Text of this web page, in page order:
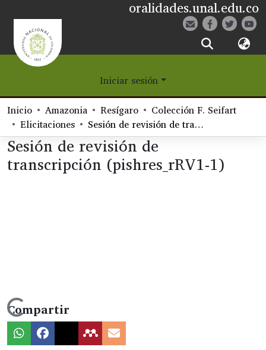
oralidades.unal.edu.co
¿Qué es Eetane?
Comunidades
Navegar
Estadísticas
Iniciar sesión
Inicio
Amazonia Resígaro
Colección F. Seifart
Elicitaciones
Sesión de revisión de transcripción (pishres_rRV1-1)
Sesión de revisión de
transcripción (pishres_rRV1-1)
Compartir